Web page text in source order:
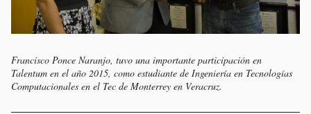
Francisco Ponce Naranjo, tuvo una importante participación en
Talentum en el año 2015, como estudiante de Ingeniería en Tecnologías
Computacionales en el Tec de Monterrey en Veracruz.